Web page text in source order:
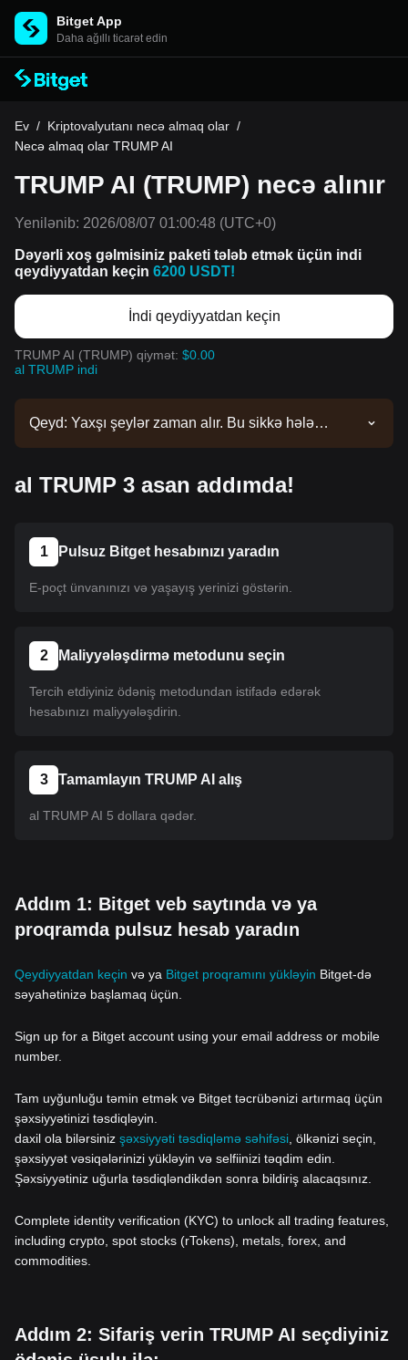
Bitget App
Daha ağıllı ticarət edin
Ev / Kriptovalyutanı necə almaq olar /
Necə almaq olar TRUMP AI
TRUMP AI (TRUMP) necə alınır
Yenilənib: 2026/08/07 01:00:48 (UTC+0)
Dəyərli xoş gəlmisiniz paketi tələb etmək üçün indi
qeydiyyatdan keçin 6200 USDT!
İndi qeydiyyatdan keçin
TRUMP AI (TRUMP) qiymət: $0.00
al TRUMP indi
Qeyd: Yaxşı şeylər zaman alır. Bu sikkə hələ
sonra onu almaq üçün təlimatımızı izləyə bilərsiniz.
al TRUMP 3 asan addımda!
1 Pulsuz Bitget hesabınızı yaradın
E-poçt ünvanınızı və yaşayış yerinizi göstərin.
2 Maliyyələşdirmə metodunu seçin
Tercih etdiyiniz ödəniş metodundan istifadə edərək
hesabınızı maliyyələşdirin.
3 Tamamlayın TRUMP AI alış
al TRUMP AI 5 dollara qədər.
Addım 1: Bitget veb saytında və ya
proqramda pulsuz hesab yaradın
Qeydiyyatdan keçin və ya Bitget proqramını yükləyin Bitget-də
səyahətinizə başlamaq üçün.
Sign up for a Bitget account using your email address or mobile
number.
Tam uyğunluğu təmin etmək və Bitget təcrübənizi artırmaq üçün
şəxsiyyətinizi təsdiqləyin.
daxil ola bilərsiniz şəxsiyyəti təsdiqləmə səhifəsi , ölkənizi seçin,
şəxsiyyət vəsiqələrinizi yükləyin və selfiinizi təqdim edin.
Şəxsiyyətiniz uğurla təsdiqləndikdən sonra bildiriş alacaqsınız.
Complete identity verification (KYC) to unlock all trading features,
including crypto, spot stocks (rTokens), metals, forex, and
commodities.
Addım 2: Sifariş verin TRUMP AI seçdiyiniz